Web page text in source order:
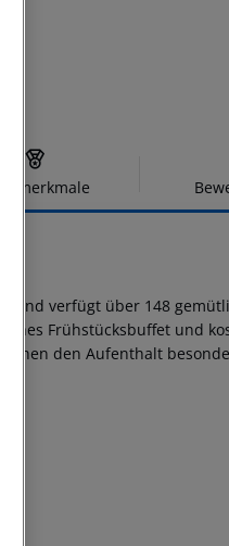
und verfügt über 148
Frühstücksbuffet und
den Aufenthalt